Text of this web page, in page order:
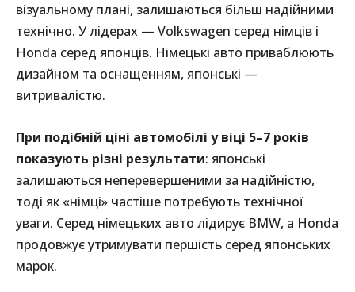
візуальному плані, залишаються більш надійними
технічно. У лідерах — Volkswagen серед німців і
Honda серед японців. Німецькі авто приваблюють
дизайном та оснащенням, японські —
витривалістю.
При подібній ціні автомобілі у віці 5–7 років
показують різні результати: японські
залишаються неперевершеними за надійністю,
тоді як «німці» частіше потребують технічної
уваги. Серед німецьких авто лідирує BMW, а Honda
продовжує утримувати першість серед японських
марок.